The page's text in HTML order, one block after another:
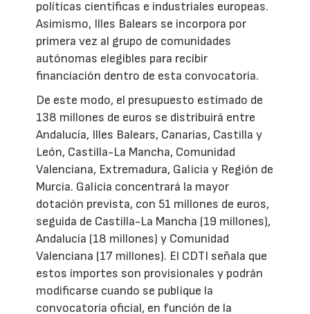
políticas científicas e industriales europeas.
Asimismo, Illes Balears se incorpora por
primera vez al grupo de comunidades
autónomas elegibles para recibir
financiación dentro de esta convocatoria.
De este modo, el presupuesto estimado de
138 millones de euros se distribuirá entre
Andalucía, Illes Balears, Canarias, Castilla y
León, Castilla-La Mancha, Comunidad
Valenciana, Extremadura, Galicia y Región de
Murcia. Galicia concentrará la mayor
dotación prevista, con 51 millones de euros,
seguida de Castilla-La Mancha (19 millones),
Andalucía (18 millones) y Comunidad
Valenciana (17 millones). El CDTI señala que
estos importes son provisionales y podrán
modificarse cuando se publique la
convocatoria oficial, en función de la